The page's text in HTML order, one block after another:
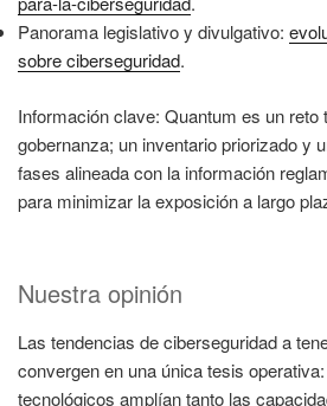
Panorama legislativo y divulgativo:
sobre ciberseguridad.
Información clave: Quantum es un
gobernanza; un inventario priorizado y
fases alineada con la información
para minimizar la exposición a largo
Nuestra opinión
Las tendencias de ciberseguridad a
convergen en una única tesis
tecnológicos amplían tanto las